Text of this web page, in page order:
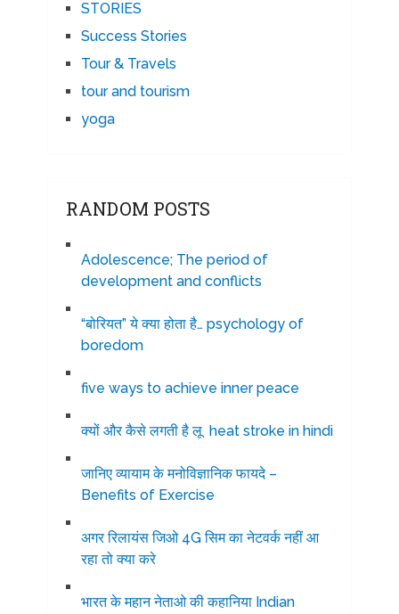
STORIES
Success Stories
Tour & Travels
tour and tourism
yoga
RANDOM POSTS
Adolescence; The period of
development and conflicts
“बोरियत” ये क्या होता है… psychology of
boredom
five ways to achieve inner peace
क्यों और कैसे लगती है लू heat stroke in hindi
जानिए व्यायाम के मनोविज्ञानिक फायदे –
Benefits of Exercise
अगर रिलायंस जिओ 4G सिम का नेटवर्क नहीं आ
रहा तो क्या करे
भारत के महान नेताओ की कहानिया Indian